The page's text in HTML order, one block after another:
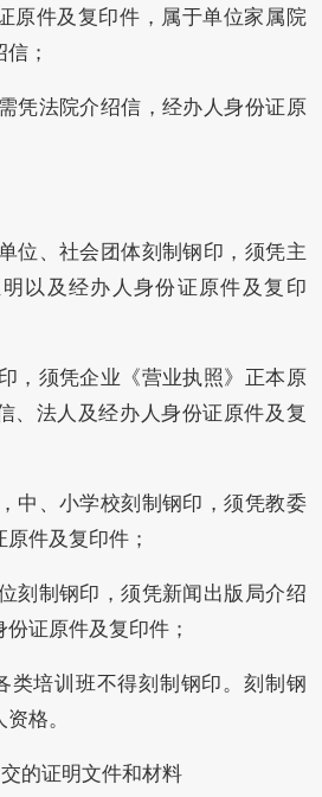
原件及复印件，属于单位家属院
；
凭法院介绍信，经办人身份证原
位、社会团体刻制钢印，须凭主
以及经办人身份证原件及复印
，须凭企业《营业执照》正本原
、法人及经办人身份证原件及复
中、小学校刻制钢印，须凭教委
件及复印件；
刻制钢印，须凭新闻出版局介绍
证原件及复印件；
类培训班不得刻制钢印。刻制钢
格。
的证明文件和材料